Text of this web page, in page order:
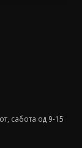
сабота oд 9-15